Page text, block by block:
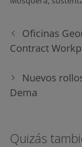
Navegación
de
entradas
Oficinas
Contract
Nuevos
Dema
Quizás